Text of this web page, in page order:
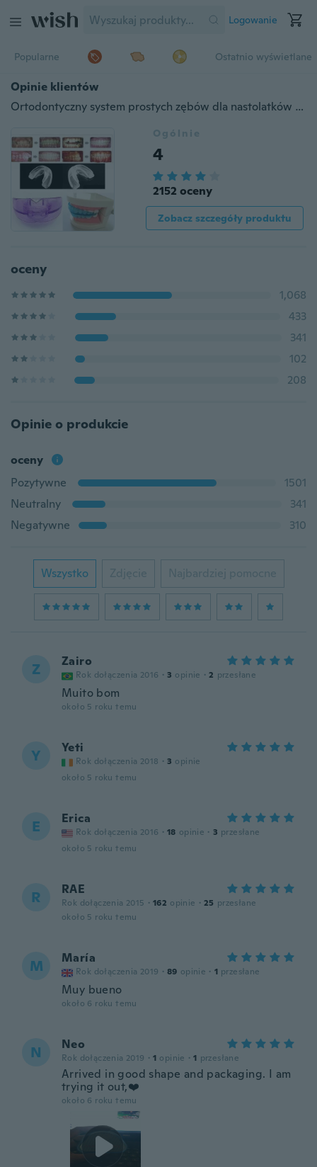
Logowanie
Popularne Ostatnio wyświetlane
Opinie klientów
Ortodontyczny system prostych zębów dla nastolatków i dorosłych / element ustalający A + pudełko
Ogólnie
4
2152 oceny
Zobacz szczegóły produktu
oceny
1,068
433
341
102
208
Opinie o produkcie
oceny
Pozytywne
1501
Neutralny
341
Negatywne
310
Wszystko Zdjęcie Najbardziej pomocne
Z Zairo
Rok dołączenia 2016 · 3 opinie · 2 przesłane
Muito bom
około 5 roku temu
Y Yeti
Rok dołączenia 2018 · 3 opinie
około 5 roku temu
E Erica
Rok dołączenia 2016 · 18 opinie · 3 przesłane
około 5 roku temu
R RAE
Rok dołączenia 2015 · 162 opinie · 25 przesłane
około 5 roku temu
M María
Rok dołączenia 2019 · 89 opinie · 1 przesłane
Muy bueno
około 6 roku temu
N Neo
Rok dołączenia 2019 · 1 opinie · 1 przesłane
Arrived in good shape and packaging. I am
trying it out,❤️
około 6 roku temu